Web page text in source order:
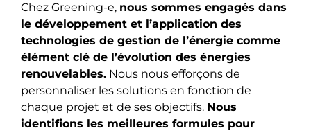
Chez Greening-e, nous sommes engagés dans
le développement et l’application des
technologies de gestion de l’énergie comme
élément clé de l’évolution des énergies
renouvelables. Nous nous efforçons de
personnaliser les solutions en fonction de
chaque projet et de ses objectifs. Nous
identifions les meilleures formules pour